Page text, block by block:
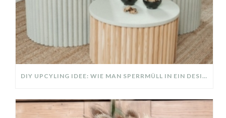
DIY UPCYLING IDEE: WIE MAN SPERRMÜLL IN EIN DESIGNER TEIL VERWANDELT